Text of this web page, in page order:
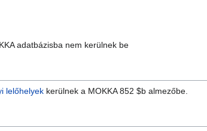
adatbázisba nem kerülnek be
lelőhelyek kerülnek a MOKKA 852 $b almezőbe.